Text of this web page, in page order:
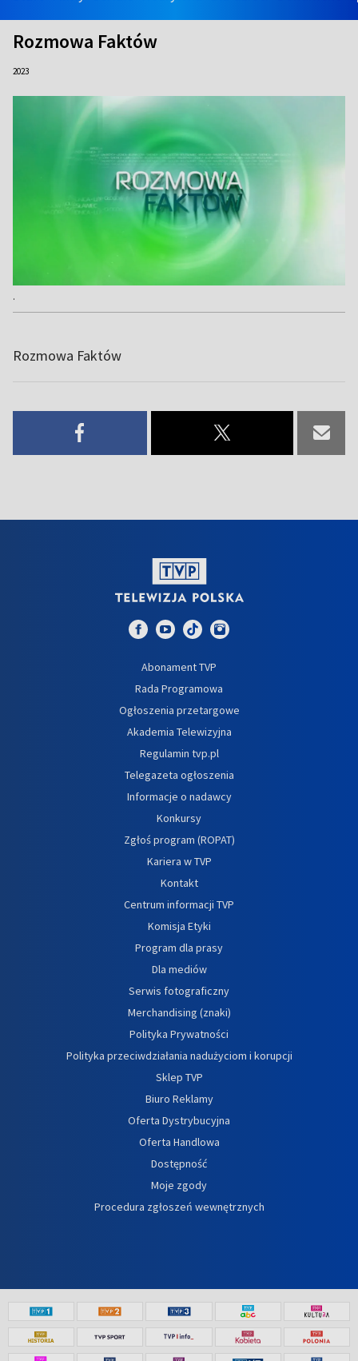
Rozmowa Faktów
2023
.
Rozmowa Faktów
Abonament TVP
Rada Programowa
Ogłoszenia przetargowe
Akademia Telewizyjna
Regulamin tvp.pl
Telegazeta ogłoszenia
Informacje o nadawcy
Konkursy
Zgłoś program (ROPAT)
Kariera w TVP
Kontakt
Centrum informacji TVP
Komisja Etyki
Program dla prasy
Dla mediów
Serwis fotograficzny
Merchandising (znaki)
Polityka Prywatności
Polityka przeciwdziałania nadużyciom i korupcji
Sklep TVP
Biuro Reklamy
Oferta Dystrybucyjna
Oferta Handlowa
Dostępność
Moje zgody
Procedura zgłoszeń wewnętrznych